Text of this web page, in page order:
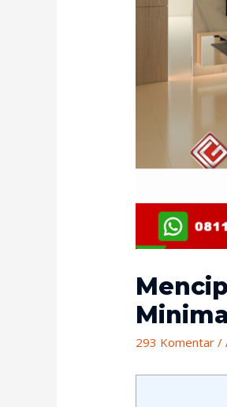
293 Komentar /